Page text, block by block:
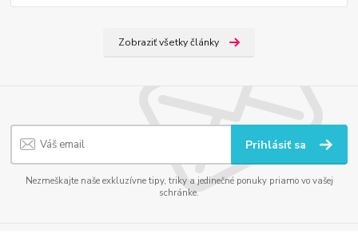
Zobraziť všetky články
Prihlásiť sa
Nezmeškajte naše exkluzívne tipy, triky a jedinečné ponuky priamo vo vašej
schránke.